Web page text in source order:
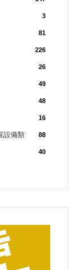
3
81
226
26
49
48
16
設備類 88
40